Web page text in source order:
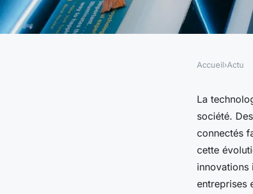
Comment la
transforme la
pouvez pas
Accueil›Actu
La
société.
connectés
cette
innovations
entreprises